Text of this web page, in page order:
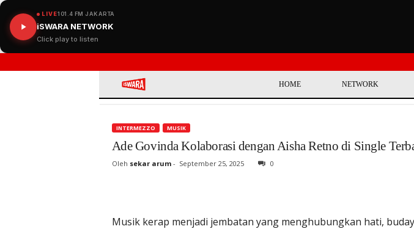
LIVE101.4 FM JAKARTA
iSWARA NETWORK
Click play to listen
HOME NETWORK
INTERMEZZO MUSIK
Ade Govinda Kolaborasi dengan Aisha Retno di Single
Oleh sekar arum- September 25, 2025 0
Musik kerap menjadi jembatan yang menghubungkan hati,